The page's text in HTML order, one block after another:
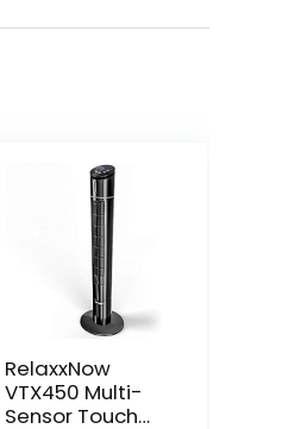
RelaxxNow
VTX450 Multi-
Sensor Touch